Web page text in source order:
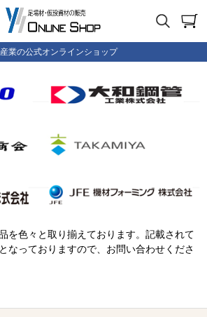
業の公式オンラインショップ
を色々と取り揃えております。記載されて
なっておりますので、お問い合わせくださ